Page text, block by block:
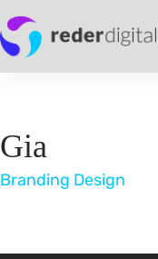
al
contenido
Gia
Branding Design